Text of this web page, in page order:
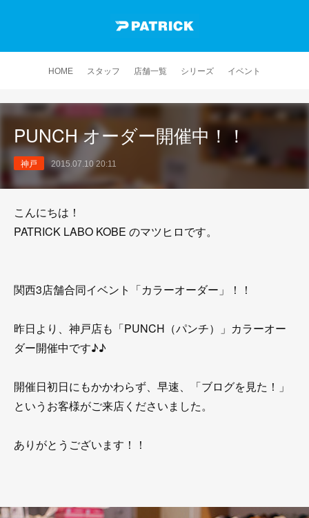
HOME スタッフ 店舗一覧 シリーズ イベント
PUNCH オーダー開催中！！
神戸 2015.07.10 20:11
こんにちは！
PATRICK LABO KOBE のマツヒロです。
関西3店舗合同イベント「カラーオーダー」！！
昨日より、神戸店も「PUNCH（パンチ）」カラーオー
ダー開催中です♪♪
開催日初日にもかかわらず、早速、「ブログを見た！」
というお客様がご来店くださいました。
ありがとうございます！！